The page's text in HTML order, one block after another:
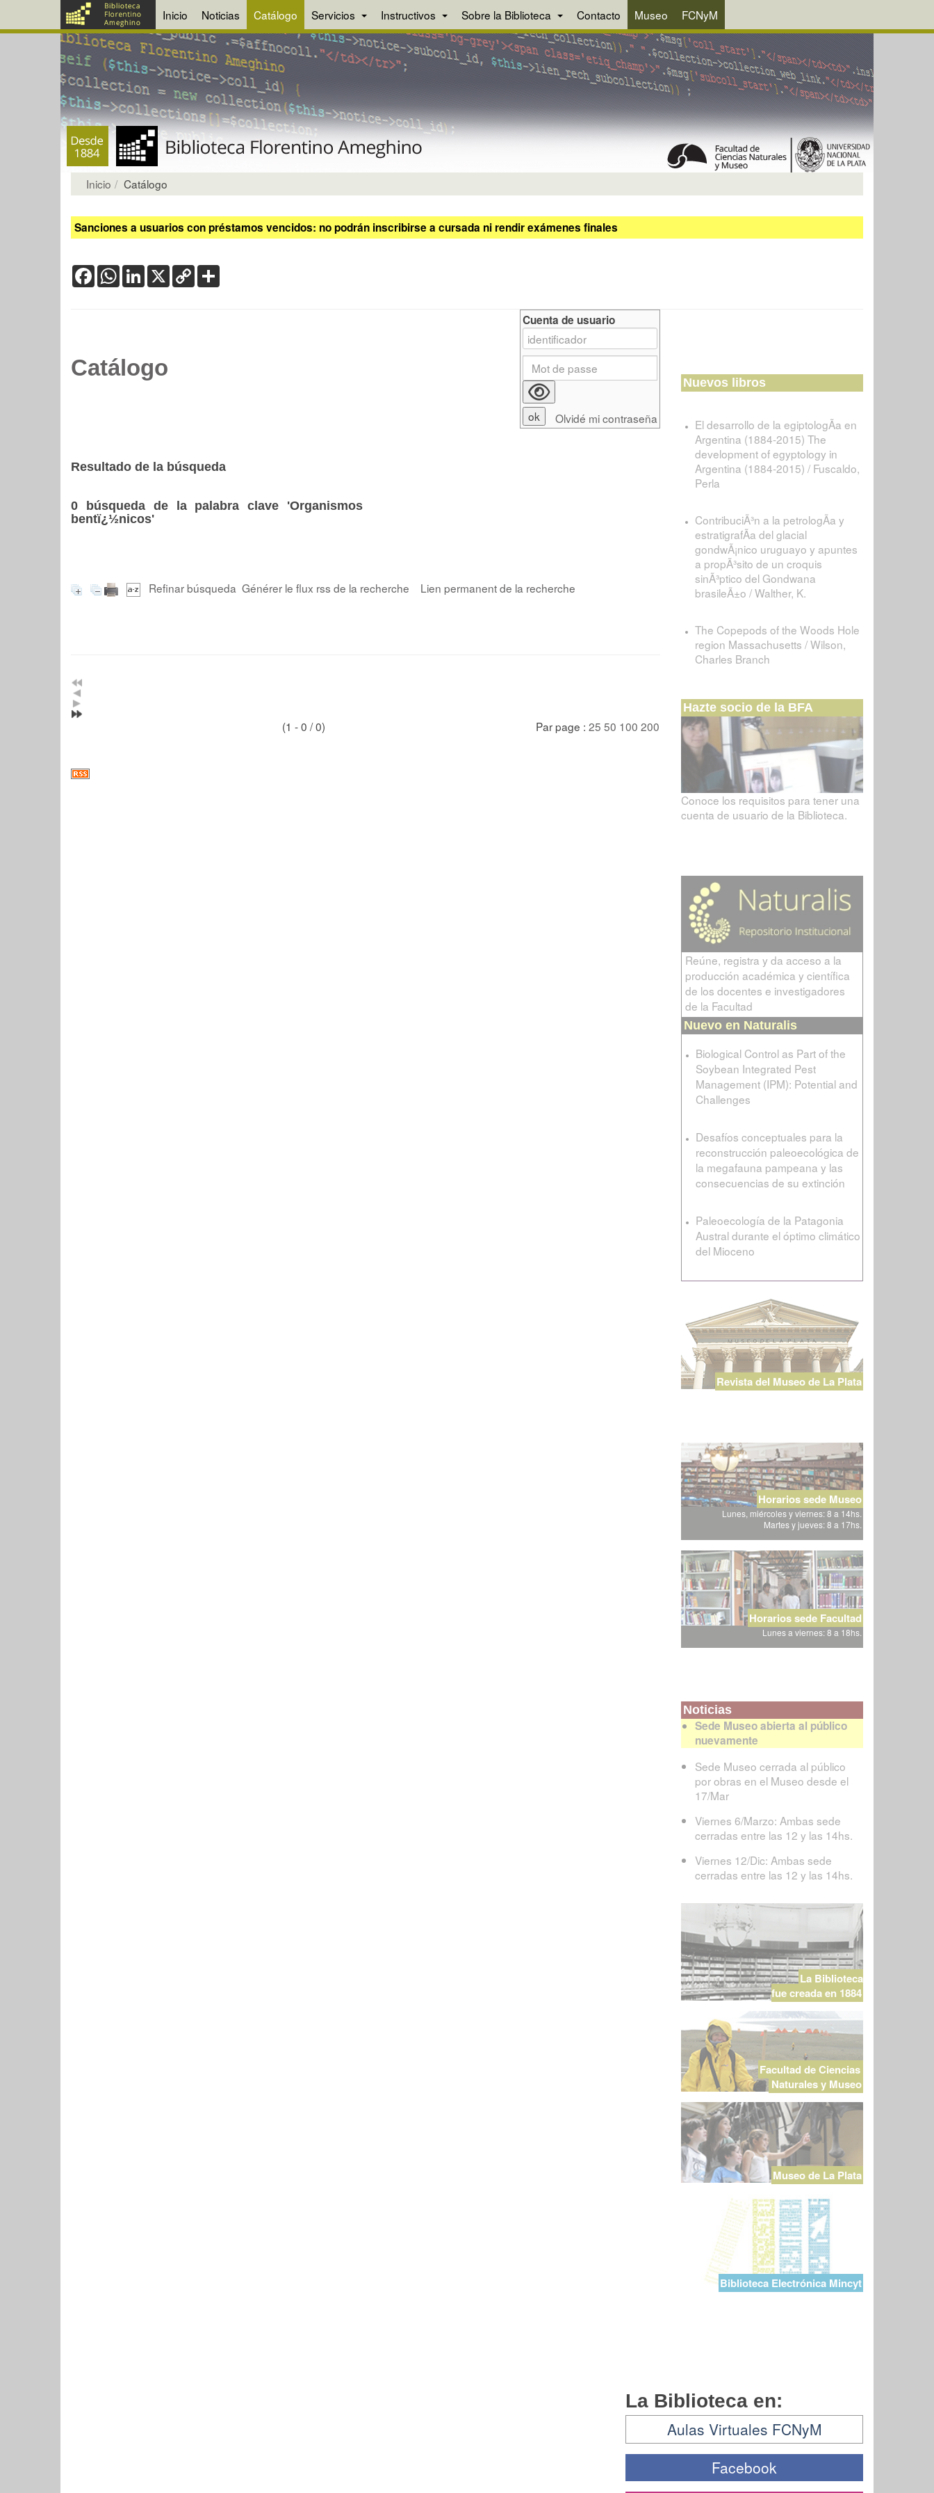
Inicio Noticias Catálogo Servicios Instructivos Sobre la Biblioteca Contacto Museo FCNyM
Inicio Catálogo
Sanciones a usuarios con préstamos vencidos: no podrán inscribirse a cursada ni rendir exámenes finales
FacebookWhatsApp
LinkedIn
X Copy
Link
Catálogo
Resultado de la búsqueda
0 búsqueda de la palabra clave 'Organismos
bentï¿½nicos'
Refinar búsqueda Générer le flux rss de la recherche Lien permanent de la recherche
(1 - 0 / 0) Par page : 25 50 100 200
Cuenta de usuario
Olvidé mi contraseña
Nuevos libros
El desarrollo de la egiptologÃ­a en
Argentina (1884-2015) The
development of egyptology in
Argentina (1884-2015) / Fuscaldo,
Perla
ContribuciÃ³n a la petrologÃ­a y
estratigrafÃ­a del glacial
gondwÃ¡nico uruguayo y apuntes
a propÃ³sito de un croquis
sinÃ³ptico del Gondwana
brasileÃ±o / Walther, K.
The Copepods of the Woods Hole
region Massachusetts / Wilson,
Charles Branch
Hazte socio de la BFA
Conoce los requisitos para tener una
cuenta de usuario de la Biblioteca.
Reúne, registra y da acceso a la
producción académica y científica
de los docentes e investigadores
de la Facultad
Nuevo en Naturalis
Biological Control as Part of the
Soybean Integrated Pest
Management (IPM): Potential and
Challenges
Desafíos conceptuales para la
reconstrucción paleoecológica de
la megafauna pampeana y las
consecuencias de su extinción
Paleoecología de la Patagonia
Austral durante el óptimo climático
del Mioceno
Revista del Museo de La Plata
Horarios sede Museo
Lunes, miércoles y viernes: 8 a 14hs.
Martes y jueves: 8 a 17hs.
Horarios sede Facultad
Lunes a viernes: 8 a 18hs.
Noticias
Sede Museo abierta al público
nuevamente
Sede Museo cerrada al público
por obras en el Museo desde el
17/Mar
Viernes 6/Marzo: Ambas sede
cerradas entre las 12 y las 14hs.
Viernes 12/Dic: Ambas sede
cerradas entre las 12 y las 14hs.
La Biblioteca
fue creada en 1884
Facultad de Ciencias
Naturales y Museo
Museo de La Plata
Biblioteca Electrónica Mincyt
La Biblioteca en:
Aulas Virtuales FCNyM
Facebook